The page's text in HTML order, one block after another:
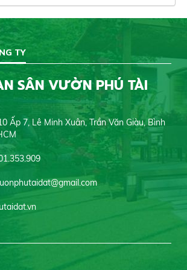
TY
SÂN VƯỜN PHÚ TÀI
Ấp 7, Lê Minh Xuân, Trần Văn Giàu, Bình